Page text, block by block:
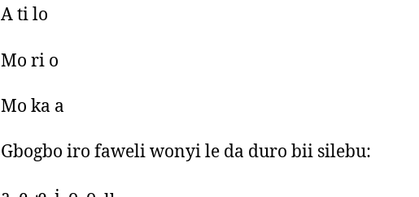
A ti lo
Mo ri o
Mo ka a
Gbogbo iro faweli wonyi le da duro bii silebu: